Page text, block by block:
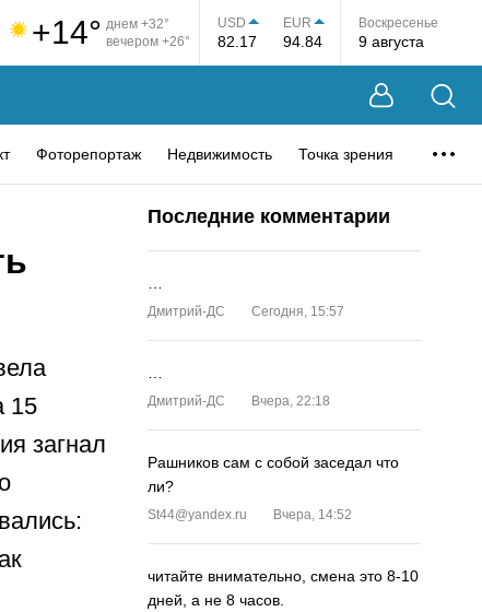
+14° днем +32°
вечером +26°
USD
82.17
EUR
94.84
Воскресенье
9 августа
Фоторепортаж Недвижимость Точка зрения
15
загнал
Последние комментарии
Дмитрий-ДС Сегодня, 15:57
Дмитрий-ДС Вчера, 22:18
Рашников сам с собой заседал что
ли?
St44@yandex.ru Вчера, 14:52
читайте внимательно, смена это 8-10
дней, а не 8 часов.